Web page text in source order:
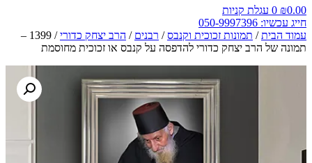
₪0.00
0 עגלת קניות
חייג עכשיו: 050-9997396
עמוד הבית/ תמונות זכוכית וקנבס/ רבנים / הרב יצחק כדורי
/ 1399 –
תמונה של הרב יצחק כדורי להדפסה על קנבס או זכוכית מחוסמת